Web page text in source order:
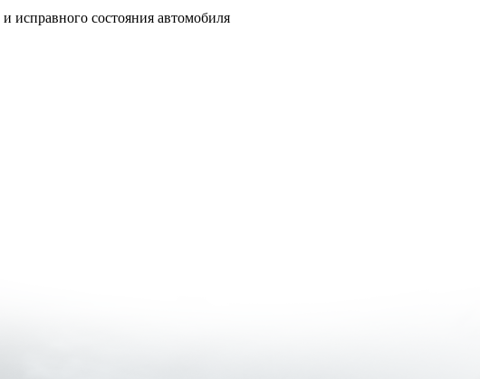
исправного состояния автомобиля